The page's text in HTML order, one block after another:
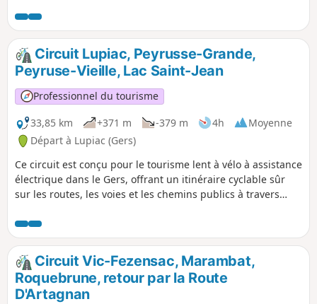
publics à travers Lupiac, Chateau
Castemore (le lieu de naissance de
Charles de Batz, autrement dit
"d'Artagnan"), Castelnavet et Averon-
Bergelle en passant par de belles
campagnes et villages. C'est un long
parcours de 47 km et de 500 m dénivelé
positif, cependant l'effort en vaut la
peine !
Circuit Lupiac, Peyrusse-Grande,
Peyruse-Vieille, Lac Saint-Jean
Professionnel du tourisme
33,85 km
+371 m -379 m 4h
Moyenne
Départ à Lupiac (Gers)
Ce circuit est conçu pour le tourisme lent à vélo à assistance
électrique dans le Gers, offrant un itinéraire cyclable sûr
sur les routes, les voies et les chemins publics à travers
Grande en passant par de belles campagnes et villages. Il
s'agit d'un itinéraire relativement court avec un gain
d'altitude de 360 m encerclant la moitié sud de la commune
de Lupiac.
Circuit Vic-Fezensac, Marambat,
Roquebrune, retour par la Route
D'Artagnan